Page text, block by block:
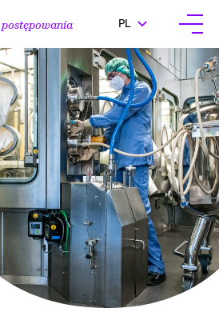
postępowania ZMIEŃ JĘZYK,
PL